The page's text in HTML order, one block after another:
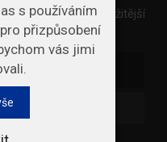
s používáním
přizpůsobení
vás jimi
zasílat ty nejdůležitější
1x týdně.